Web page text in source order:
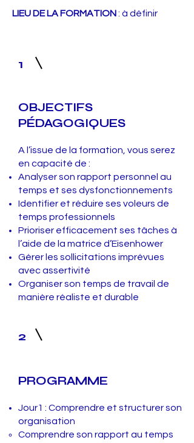
LIEU DE LA FORMATION: à définir
1
OBJECTIFS
PÉDAGOGIQUES
A l’issue de la formation, vous serez
en capacité de :
Analyser son rapport personnel au
temps et ses dysfonctionnements
Identifier et réduire ses voleurs de
temps professionnels
Prioriser efficacement ses tâches à
l’aide de la matrice d’Eisenhower
Gérer les sollicitations imprévues
avec assertivité
Organiser son temps de travail de
manière réaliste et durable
2
PROGRAMME
Jour1 : Comprendre et structurer son
organisation
Comprendre son rapport au temps ​​